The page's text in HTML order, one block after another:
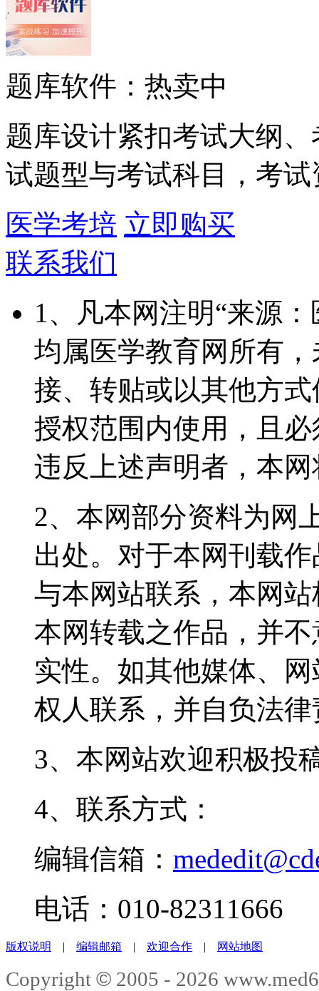
题库软件：热卖中
题库设计紧扣考试大纲
试题型与考试科目，考
医学考培 立即购买
联系我们
1、凡本网注明“来源
均属医学教育网所有
接、转贴或以其他方
授权范围内使用，且
违反上述声明者，本
2、本网部分资料为网
出处。对于本网刊载
与本网站联系，本网
本网转载之作品，并
实性。如其他媒体、
权人联系，并自负法
3、本网站欢迎积极投
4、联系方式：
编辑信箱：
电话：010-82311666
版权说明 | 编辑邮箱 | 欢迎合作 | 网站地图
Copyright © 2005 - 2026